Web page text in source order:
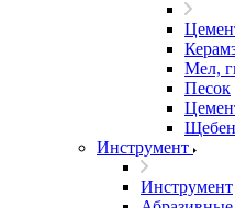
Мел,
Песок
Инструмент
Инструмент